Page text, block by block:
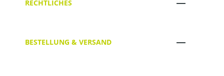
RECHTLICHES
BESTELLUNG & VERSAND